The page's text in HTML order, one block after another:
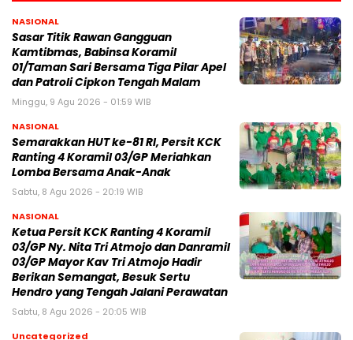
NASIONAL
Sasar Titik Rawan Gangguan
Kamtibmas, Babinsa Koramil
01/Taman Sari Bersama Tiga Pilar Apel
dan Patroli Cipkon Tengah Malam
Minggu, 9 Agu 2026 - 01:59 WIB
NASIONAL
Semarakkan HUT ke-81 RI, Persit KCK
Ranting 4 Koramil 03/GP Meriahkan
Lomba Bersama Anak-Anak
Sabtu, 8 Agu 2026 - 20:19 WIB
NASIONAL
Ketua Persit KCK Ranting 4 Koramil
03/GP Ny. Nita Tri Atmojo dan Danramil
03/GP Mayor Kav Tri Atmojo Hadir
Berikan Semangat, Besuk Sertu
Hendro yang Tengah Jalani Perawatan
Sabtu, 8 Agu 2026 - 20:05 WIB
Uncategorized